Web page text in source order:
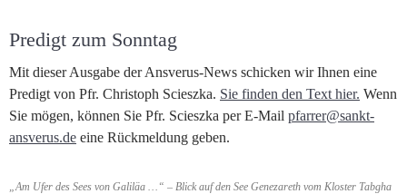
Predigt zum Sonntag
Mit dieser Ausgabe der Ansverus-News schicken wir Ihnen eine
Predigt von Pfr. Christoph Scieszka. Sie finden den Text hier. Wenn
Sie mögen, können Sie Pfr. Scieszka per E-Mail pfarrer@sankt-
ansverus.de eine Rückmeldung geben.
„Am Ufer des Sees von Galiläa …“ – Blick auf den See Genezareth vom Kloster Tabgha